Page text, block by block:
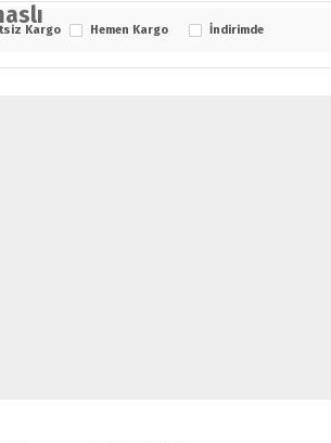
Kargo Hemen Kargo İndirimde